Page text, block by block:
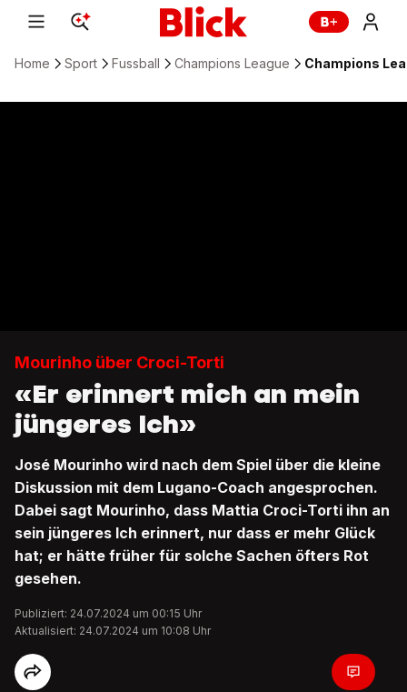
Home Sport Fussball Champions League Champions
Mourinho über Croci-Torti
«Er erinnert mich an mein
jüngeres Ich»
José Mourinho wird nach dem Spiel über die kleine
Diskussion mit dem Lugano-Coach angesprochen.
Dabei sagt Mourinho, dass Mattia Croci-Torti ihn an
sein jüngeres Ich erinnert, nur dass er mehr Glück
hat; er hätte früher für solche Sachen öfters Rot
gesehen.
Publiziert: 24.07.2024 um 00:15 Uhr
Aktualisiert: 24.07.2024 um 10:08 Uhr